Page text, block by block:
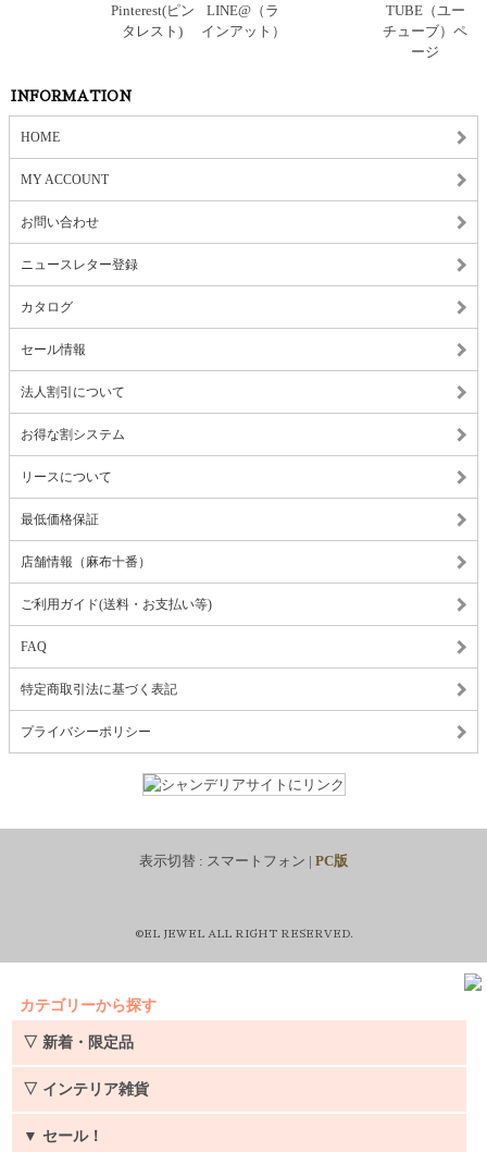
INFORMATION
HOME
MY ACCOUNT
お問い合わせ
ニュースレター登録
カタログ
セール情報
法人割引について
お得な割システム
リースについて
最低価格保証
店舗情報（麻布十番）
ご利用ガイド(送料・お支払い等)
FAQ
特定商取引法に基づく表記
プライバシーポリシー
表示切替 : スマートフォン | PC版
©EL JEWEL ALL RIGHT RESERVED.
カテゴリーから探す
▽ 新着・限定品
▽ インテリア雑貨
▼ セール！